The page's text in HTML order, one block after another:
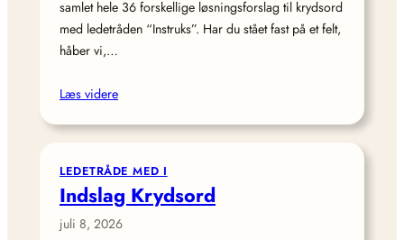
samlet hele 36 forskellige løsningsforslag til krydsord
med ledetråden “Instruks”. Har du stået fast på et felt,
håber vi,…
Læs videre
LEDETRÅDE MED I
Indslag Krydsord
juli 8, 2026